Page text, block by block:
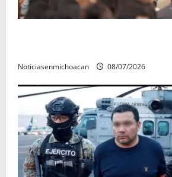
Noticiasenmichoacan 08/07/2026